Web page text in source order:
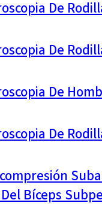
De
De
De
De
Bíceps